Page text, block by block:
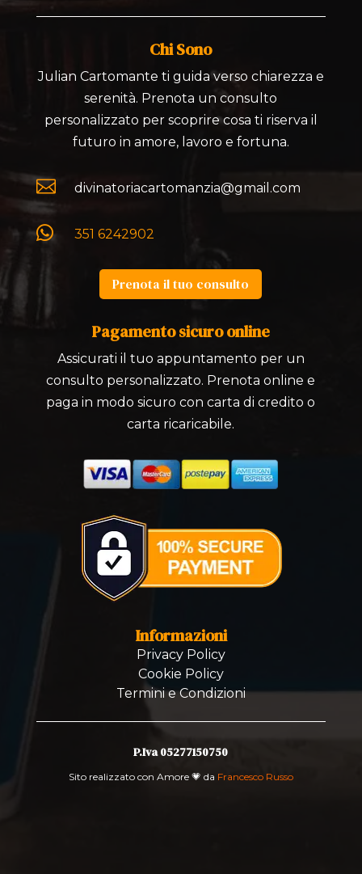
Chi Sono
Julian Cartomante ti guida verso chiarezza e
serenità. Prenota un consulto
personalizzato per scoprire cosa ti riserva il
futuro in amore, lavoro e fortuna.
 divinatoriacartomanzia@gmail.com
 351 6242902
Prenota il tuo consulto
Pagamento sicuro online
Assicurati il tuo appuntamento per un
consulto personalizzato. Prenota online e
paga in modo sicuro con carta di credito o
carta ricaricabile.
Informazioni
Privacy Policy
Cookie Policy
Termini e Condizioni
P.Iva 05277150750
Sito realizzato con Amore 💗 da Francesco Russo